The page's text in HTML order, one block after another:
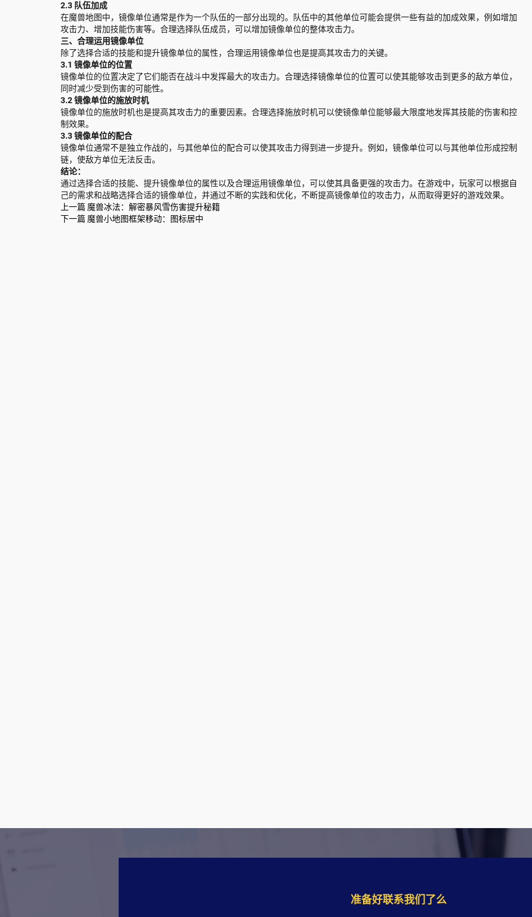
2.3 队伍加成
在魔兽地图中，镜像单位通常是作为一个队伍的一部分出现的。队伍中的其他单位可能会提供一些有益的加成效果，例如增加
攻击力、增加技能伤害等。合理选择队伍成员，可以增加镜像单位的整体攻击力。
三、合理运用镜像单位
除了选择合适的技能和提升镜像单位的属性，合理运用镜像单位也是提高其攻击力的关键。
3.1 镜像单位的位置
镜像单位的位置决定了它们能否在战斗中发挥最大的攻击力。合理选择镜像单位的位置可以使其能够攻击到更多的敌方单位，
同时减少受到伤害的可能性。
3.2 镜像单位的施放时机
镜像单位的施放时机也是提高其攻击力的重要因素。合理选择施放时机可以使镜像单位能够最大限度地发挥其技能的伤害和控
制效果。
3.3 镜像单位的配合
镜像单位通常不是独立作战的，与其他单位的配合可以使其攻击力得到进一步提升。例如，镜像单位可以与其他单位形成控制
链，使敌方单位无法反击。
结论：
通过选择合适的技能、提升镜像单位的属性以及合理运用镜像单位，可以使其具备更强的攻击力。在游戏中，玩家可以根据自
己的需求和战略选择合适的镜像单位，并通过不断的实践和优化，不断提高镜像单位的攻击力，从而取得更好的游戏效果。
上一篇 魔兽冰法：解密暴风雪伤害提升秘籍
下一篇 魔兽小地图框架移动：图标居中
准备好联系我们了么